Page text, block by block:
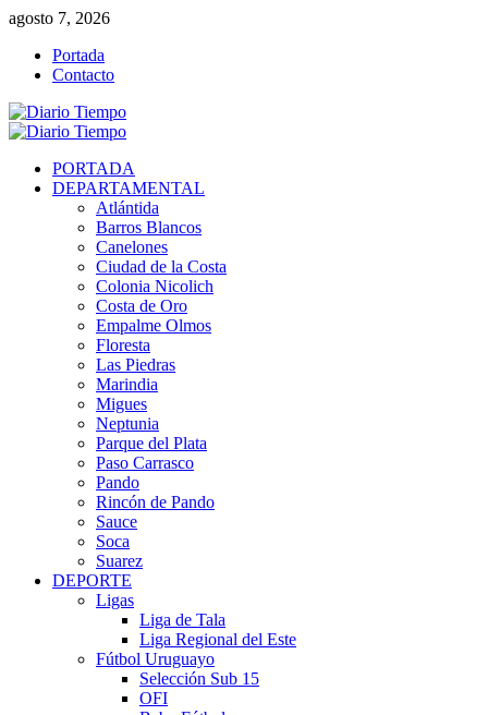
Saltar
contenido
agosto 7, 2026
Portada
Contacto
Menú
PORTADA
DEPARTAMENTAL
Atlántida
Barros Blancos
Canelones
Ciudad de la Costa
Colonia Nicolich
Costa de Oro
Empalme Olmos
Floresta
Las Piedras
Marindia
Migues
Neptunia
Parque del Plata
Paso Carrasco
Pando
Rincón de Pando
Sauce
Soca
Suarez
DEPORTE
Ligas
Liga de Tala
Liga Regional del Este
Fútbol Uruguayo
Selección Sub 15
OFI